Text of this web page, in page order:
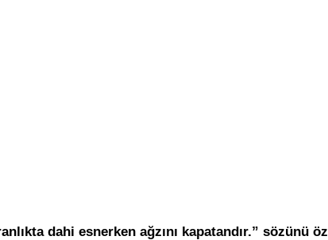
dahi esnerken ağzını kapatandır.” sözünü